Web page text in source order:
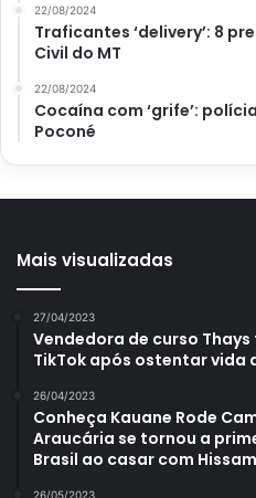
22/08/2024
Traficantes ‘delivery’: 8
Civil do MT
22/08/2024
Cocaína com ‘grife’:
Poconé
Mais visualizadas
27/04/2023
Vendedora de curso
TikTok após ostentar vida
26/04/2023
Conheça Kauane Rode
Araucária se tornou a
Brasil ao casar com
26/05/2023